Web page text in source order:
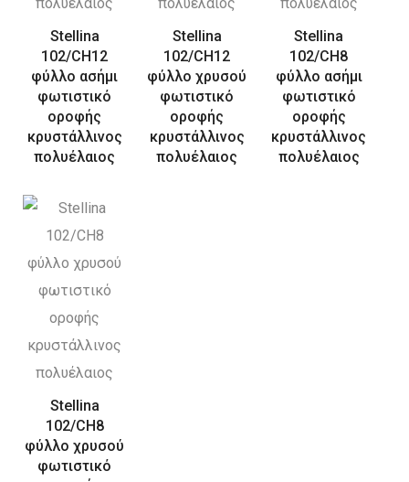
Stellina
102/CH12
φύλλο ασήμι
φωτιστικό
οροφής
κρυστάλλινος
πολυέλαιος
Stellina
102/CH12
φύλλο χρυσού
φωτιστικό
οροφής
κρυστάλλινος
πολυέλαιος
Stellina
102/CH8
φύλλο ασήμι
φωτιστικό
οροφής
κρυστάλλινος
πολυέλαιος
Stellina
102/CH8
φύλλο χρυσού
φωτιστικό